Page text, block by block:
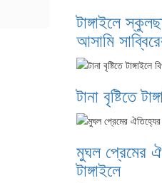
টাঙ্গাইলে
আসামি
টানা বৃষ্টিতে
মুঘল প্রেমের
টাঙ্গাইলে